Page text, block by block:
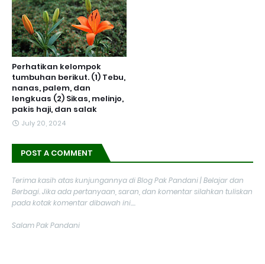
Perhatikan kelompok
tumbuhan berikut. (1) Tebu,
nanas, palem, dan
lengkuas (2) Sikas, melinjo,
pakis haji, dan salak
July 20, 2024
POST A COMMENT
Terima kasih atas kunjungannya di Blog Pak Pandani | Belajar dan
Berbagi. Jika ada pertanyaan, saran, dan komentar silahkan tuliskan
pada kotak komentar dibawah ini....
Salam Pak Pandani